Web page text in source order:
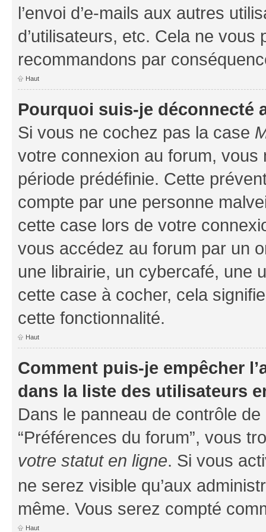
l’envoi d’e-mails aux autres
d’utilisateurs, etc. Cela ne vous
recommandons par
Haut
Pourquoi suis-je déconnecté
Si vous ne cochez pas la case
votre connexion au forum,
période prédéfinie. Cette
compte par une personne
cette case lors de votre
vous accédez au forum par un
une librairie, un cybercafé, une
cette case à cocher, cela
cette fonctionnalité.
Haut
Comment puis-je empêcher
dans la liste des utilisateurs
Dans le panneau de contrôle
“Préférences du forum”, vous
votre statut en ligne. Si vous
ne serez visible qu’aux
même. Vous serez compté
Haut